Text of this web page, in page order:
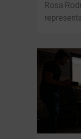
Rosa